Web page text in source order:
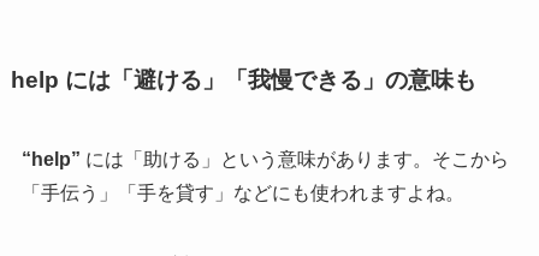
help には「避ける」「我慢できる」の意味も
“help” には「助ける」という意味があります。そこから
「手伝う」「手を貸す」などにも使われますよね。